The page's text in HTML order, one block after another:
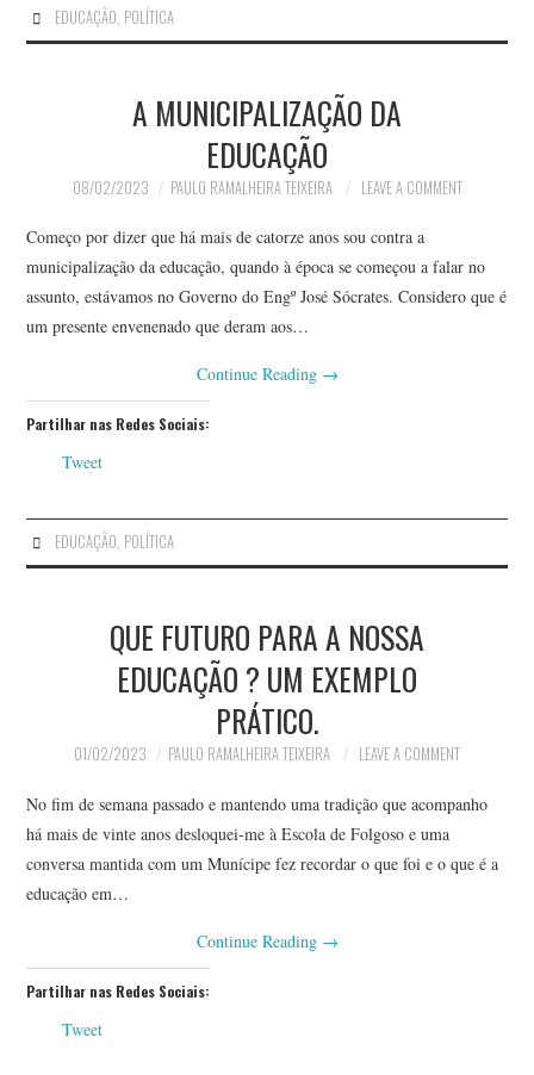
EDUCAÇÃO, POLÍTICA
A MUNICIPALIZAÇÃO DA
EDUCAÇÃO
08/02/2023 PAULO RAMALHEIRA TEIXEIRA LEAVE A COMMENT
Começo por dizer que há mais de catorze anos sou contra a
municipalização da educação, quando à época se começou a falar no
assunto, estávamos no Governo do Engº José Sócrates. Considero que é
um presente envenenado que deram aos…
Continue Reading →
Partilhar nas Redes Sociais:
Tweet
EDUCAÇÃO, POLÍTICA
QUE FUTURO PARA A NOSSA
EDUCAÇÃO ? UM EXEMPLO
PRÁTICO.
01/02/2023 PAULO RAMALHEIRA TEIXEIRA LEAVE A COMMENT
No fim de semana passado e mantendo uma tradição que acompanho
há mais de vinte anos desloquei-me à Escola de Folgoso e uma
conversa mantida com um Munícipe fez recordar o que foi e o que é a
educação em…
Continue Reading →
Partilhar nas Redes Sociais:
Tweet